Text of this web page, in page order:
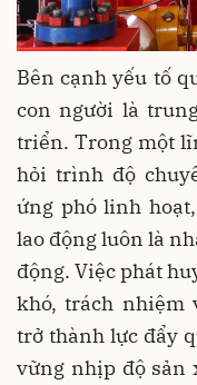
Bên cạnh yếu tố
con người là
triển. Trong một
hỏi trình độ
ứng phó linh
lao động luôn là
động. Việc phát
khó, trách nhiệm
trở thành lực đẩy
vững nhịp độ sản